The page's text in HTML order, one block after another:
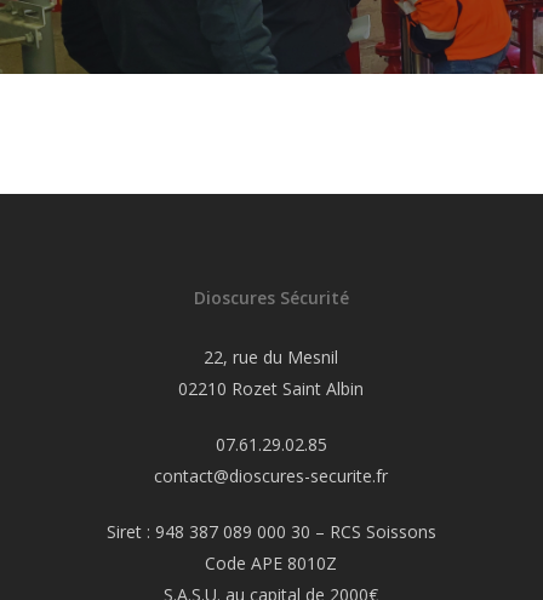
Dioscures Sécurité
22, rue du Mesnil
02210 Rozet Saint Albin
07.61.29.02.85
contact@dioscures-securite.fr
Siret : 948 387 089 000 30 – RCS Soissons
Code APE 8010Z
S.A.S.U. au capital de 2000€